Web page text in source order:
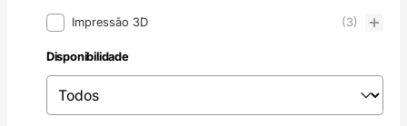
ProdutosImpressão 3D (3)
Disponibilidade
Disponibilidade
Disponibilidade